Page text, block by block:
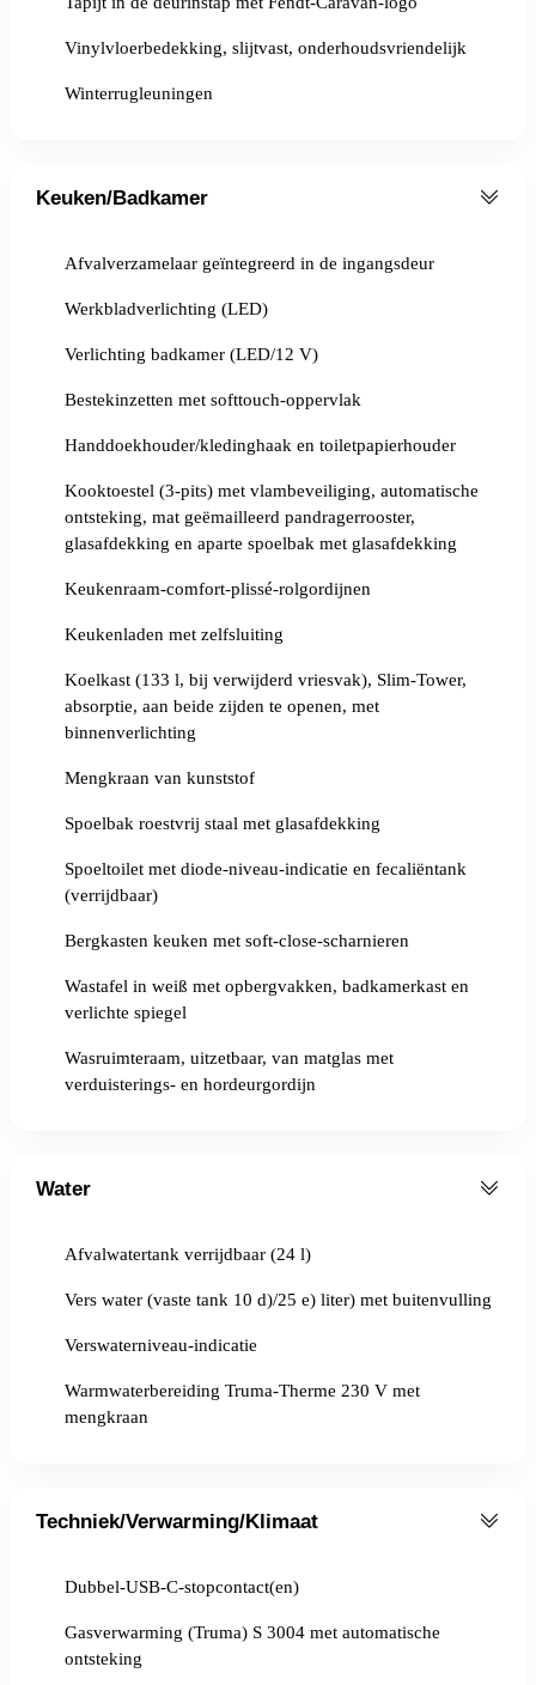
Vinylvloerbedekking, slijtvast, onderhoudsvriendelijk
Winterrugleuningen
Keuken/Badkamer
Afvalverzamelaar geïntegreerd in de ingangsdeur
Werkbladverlichting (LED)
Verlichting badkamer (LED/12 V)
Bestekinzetten met softtouch-oppervlak
Handdoekhouder/kledinghaak en toiletpapierhouder
Kooktoestel (3-pits) met vlambeveiliging, automatische
ontsteking, mat geëmailleerd pandragerrooster,
glasafdekking en aparte spoelbak met glasafdekking
Keukenraam-comfort-plissé-rolgordijnen
Keukenladen met zelfsluiting
Koelkast (133 l, bij verwijderd vriesvak), Slim-Tower,
absorptie, aan beide zijden te openen, met
binnenverlichting
Mengkraan van kunststof
Spoelbak roestvrij staal met glasafdekking
Spoeltoilet met diode-niveau-indicatie en fecaliëntank
(verrijdbaar)
Bergkasten keuken met soft-close-scharnieren
Wastafel in weiß met opbergvakken, badkamerkast en
verlichte spiegel
Wasruimteraam, uitzetbaar, van matglas met
verduisterings- en hordeurgordijn
Water
Afvalwatertank verrijdbaar (24 l)
Vers water (vaste tank 10 d)/25 e) liter) met buitenvulling
Verswaterniveau-indicatie
Warmwaterbereiding Truma-Therme 230 V met
mengkraan
Techniek/Verwarming/Klimaat
Dubbel-USB-C-stopcontact(en)
Gasverwarming (Truma) S 3004 met automatische
ontsteking